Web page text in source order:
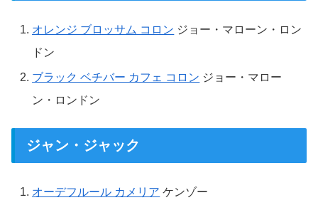
オレンジ ブロッサム コロン ジョー・マローン・ロン
ドン
ブラック ベチバー カフェ コロン ジョー・マロー
ン・ロンドン
ジャン・ジャック
オーデフルール カメリア ケンゾー